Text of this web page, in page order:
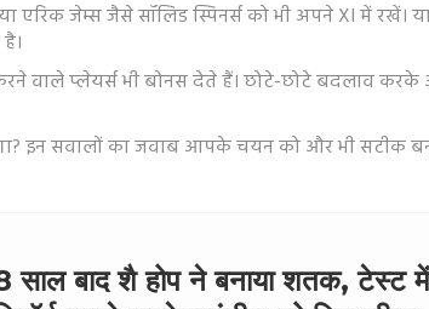
एरिक जेम्स जैसे सॉलिड स्पिनर्स को भी अपने XI में रखें।
वाले प्लेयर्स भी बोनस देते हैं। छोटे-छोटे बदलाव करके
इन सवालों का जवाब आपके चयन को और भी सटीक
साल बाद शै होप ने बनाया शतक, टेस्ट